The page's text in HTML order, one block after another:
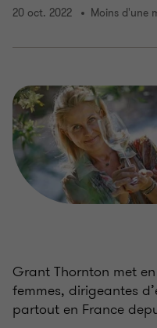
20 oct. 2022 Moins d'une
Grant Thornton met
femmes, dirigeantes
partout en France